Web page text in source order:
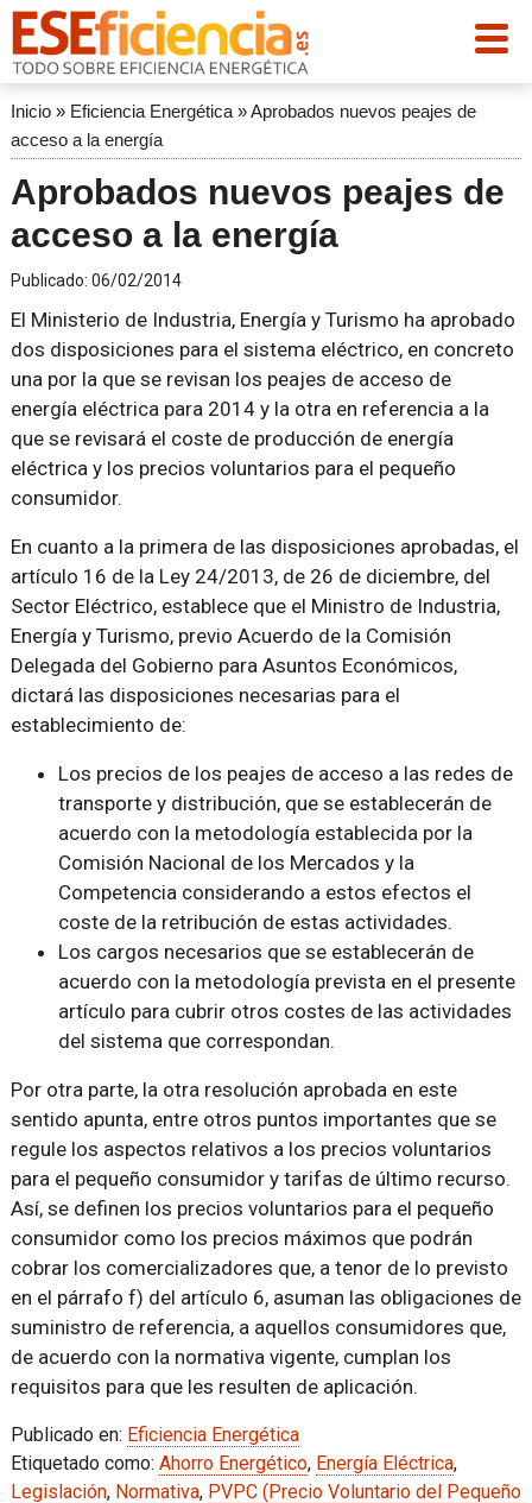
Inicio» Eficiencia Energética»Aprobados nuevos peajes de
acceso a la energía
Aprobados nuevos peajes de
acceso a la energía
Publicado: 06/02/2014
El Ministerio de Industria, Energía y Turismo ha aprobado
dos disposiciones para el sistema eléctrico, en concreto
una por la que se revisan los peajes de acceso de
energía eléctrica para 2014 y la otra en referencia a la
que se revisará el coste de producción de energía
eléctrica y los precios voluntarios para el pequeño
consumidor.
En cuanto a la primera de las disposiciones aprobadas, el
artículo 16 de la Ley 24/2013, de 26 de diciembre, del
Sector Eléctrico, establece que el Ministro de Industria,
Energía y Turismo, previo Acuerdo de la Comisión
Delegada del Gobierno para Asuntos Económicos,
dictará las disposiciones necesarias para el
establecimiento de:
Los precios de los peajes de acceso a las redes de
transporte y distribución, que se establecerán de
acuerdo con la metodología establecida por la
Comisión Nacional de los Mercados y la
Competencia considerando a estos efectos el
coste de la retribución de estas actividades.
Los cargos necesarios que se establecerán de
acuerdo con la metodología prevista en el presente
artículo para cubrir otros costes de las actividades
del sistema que correspondan.
Por otra parte, la otra resolución aprobada en este
sentido apunta, entre otros puntos importantes que se
regule los aspectos relativos a los precios voluntarios
para el pequeño consumidor y tarifas de último recurso.
Así, se definen los precios voluntarios para el pequeño
consumidor como los precios máximos que podrán
cobrar los comercializadores que, a tenor de lo previsto
en el párrafo f) del artículo 6, asuman las obligaciones de
suministro de referencia, a aquellos consumidores que,
de acuerdo con la normativa vigente, cumplan los
requisitos para que les resulten de aplicación.
Publicado en: Eficiencia Energética
Etiquetado como: Ahorro Energético, Energía Eléctrica,
Legislación, Normativa, PVPC (Precio Voluntario del Pequeño